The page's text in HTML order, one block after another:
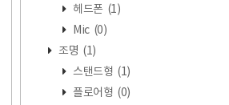
헤드폰 (1)
Mic (0)
조명 (1)
스탠드형 (1)
플로어형 (0)